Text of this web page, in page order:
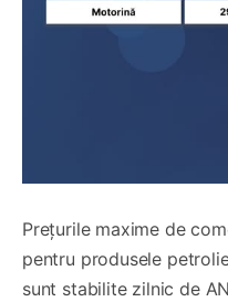
Prețurile maxime de
pentru produsele
sunt stabilite zilnic de